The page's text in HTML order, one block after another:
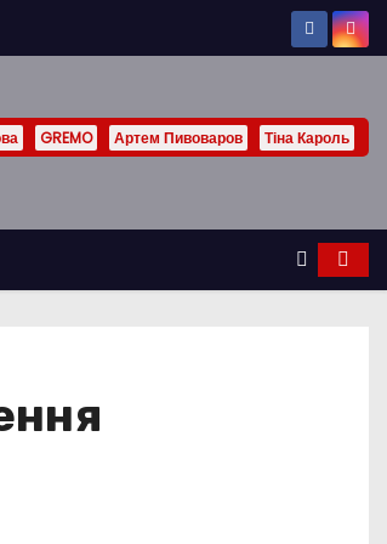
GREMO Артем Пивоваров Тіна Кароль